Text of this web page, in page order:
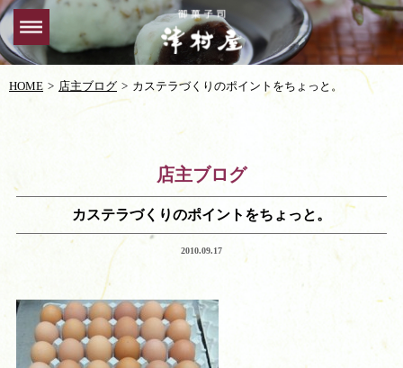
HOME 店主ブログ カステラづくりのポイントをちょっと。
店主ブログ
カステラづくりのポイントをちょっと。
2010.09.17